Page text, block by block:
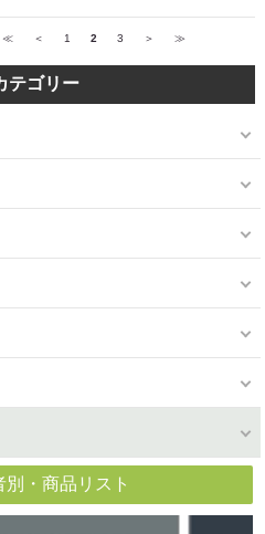
≪ ＜ 1 2 3 ＞ ≫
テゴリー
別・商品リスト